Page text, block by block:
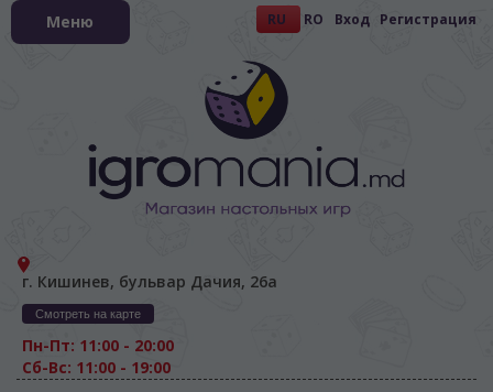
RU RO Вход Регистрация
г. Кишинев, бульвар Дачия, 26а
Смотреть на карте
Пн-Пт: 11:00 - 20:00
Сб-Вс: 11:00 - 19:00
Меню